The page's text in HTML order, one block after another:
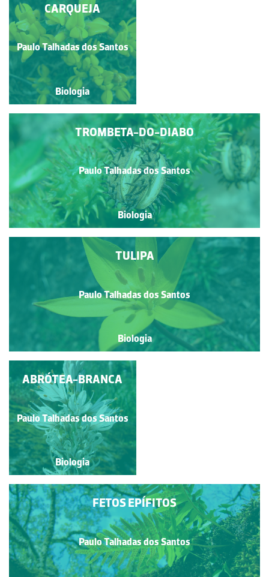
COUVE-MARINHA
Paulo Talhadas dos Santos
Biologia
TROMBETA-DO-DIABO
Paulo Talhadas dos Santos
Biologia
CARQUEJA
Paulo Talhadas dos Santos
Biologia
TULIPA
Paulo Talhadas dos Santos
Biologia
SALICORNIA
Paulo Talhadas dos Santos
Biologia
FETOS EPÍFITOS
Paulo Talhadas dos Santos
ABRÓTEA-BRANCA
Paulo Talhadas dos Santos
Biologia